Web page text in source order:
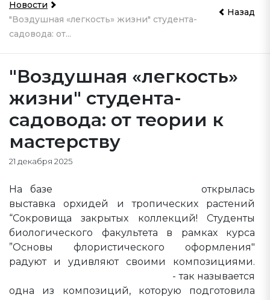
Новости
"Воздушная «легкость» жизни" студента-
садовода: от...
Назад
"Воздушная «легкость»
жизни" студента-
садовода: от теории к
мастерству
21 декабря 2025
На базе
открылась
выставка орхидей и тропических растений
“Сокровища закрытых коллекций! Студенты
биологического факультета в рамках курса
”Основы флористического оформления"
радуют и удивляют своими композициями.
- так называется
одна из композиций, которую подготовила